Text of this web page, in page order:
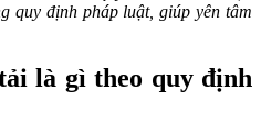
quy định pháp luật, giúp yên tâm
là gì theo quy định